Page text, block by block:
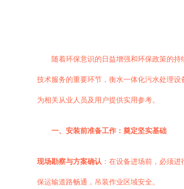
随着环保意识的日益增强和环保政策的
技术服务的重要环节，衡水一体化污水处理
为相关从业人员及用户提供实用参考。
一、安装前准备工作：奠定坚实基础
现场勘察与方案确认 ：在设备进场前，必须
保运输道路畅通，吊装作业区域安全。